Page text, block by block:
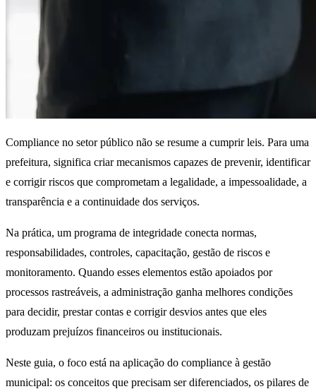
Compliance no setor público não se resume a cumprir leis. Para uma
prefeitura, significa criar mecanismos capazes de prevenir, identificar
e corrigir riscos que comprometam a legalidade, a impessoalidade, a
transparência e a continuidade dos serviços.
Na prática, um programa de integridade conecta normas,
responsabilidades, controles, capacitação, gestão de riscos e
monitoramento. Quando esses elementos estão apoiados por
processos rastreáveis, a administração ganha melhores condições
para decidir, prestar contas e corrigir desvios antes que eles
produzam prejuízos financeiros ou institucionais.
Neste guia, o foco está na aplicação do compliance à gestão
municipal: os conceitos que precisam ser diferenciados, os pilares de